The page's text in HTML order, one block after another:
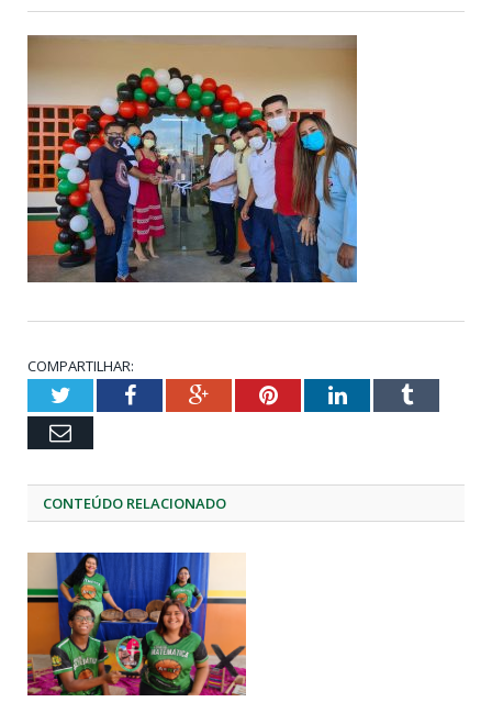
COMPARTILHAR:
TwitterFacebookGoogle+PinterestLinkedInTumblr
Email
CONTEÚDO RELACIONADO